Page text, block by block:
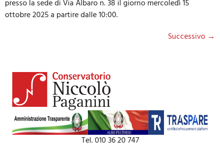
presso la sede di Via Albaro n. 38 il giorno mercoledì 15
ottobre 2025 a partire dalle 10:00.
Successivo →
Tel. 010 36 20 747